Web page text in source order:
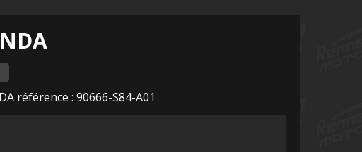
référence : 90666-S84-A01